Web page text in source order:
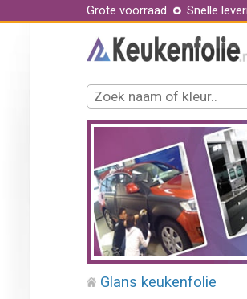
Grote voorraad Snelle
Glans keukenfolie